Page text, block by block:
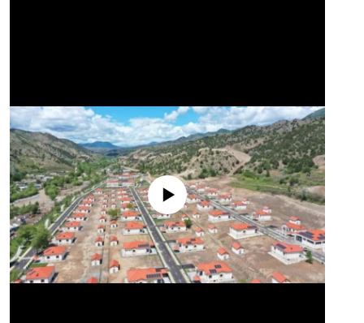
No media source currently available